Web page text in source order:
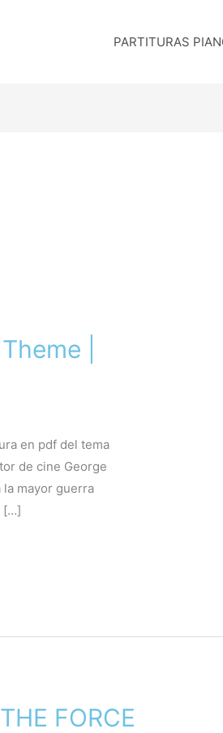
PARTITURAS
|
en pdf del tema
de cine George
la mayor guerra
[…]
FORCE